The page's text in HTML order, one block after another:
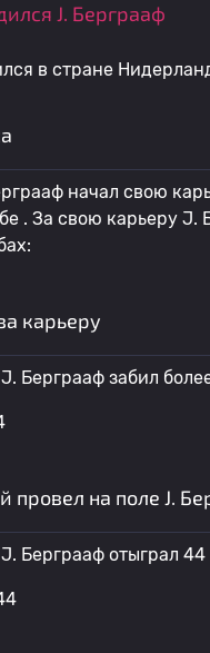
J. Берграаф
в стране
начал свою
. За свою карьеру J.
карьеру
Берграаф забил
провел на поле J.
Берграаф отыграл